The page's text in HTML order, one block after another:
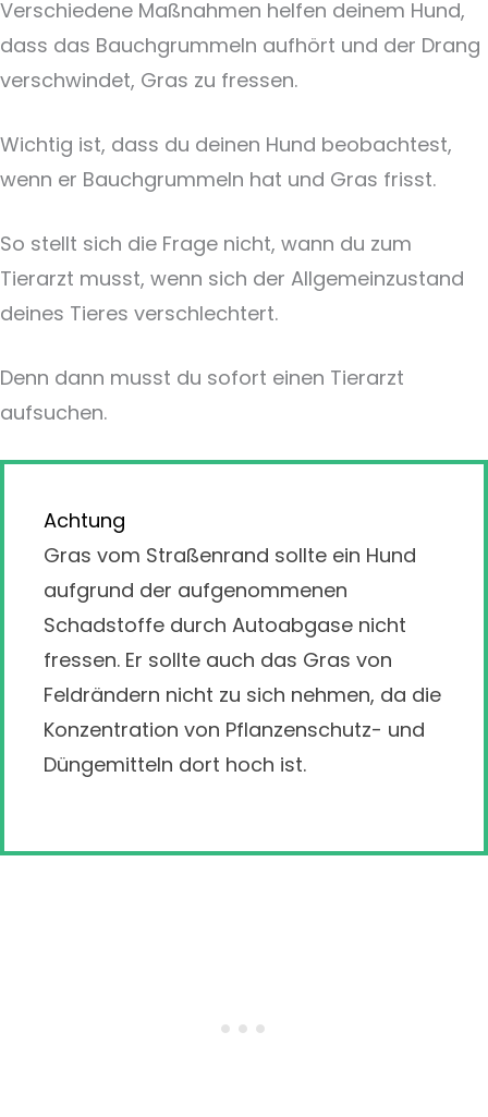
Verschiedene Maßnahmen helfen deinem Hund,
dass das Bauchgrummeln aufhört und der Drang
verschwindet, Gras zu fressen.
Wichtig ist, dass du deinen Hund beobachtest,
wenn er Bauchgrummeln hat und Gras frisst.
So stellt sich die Frage nicht, wann du zum
Tierarzt musst, wenn sich der Allgemeinzustand
deines Tieres verschlechtert.
Denn dann musst du sofort einen Tierarzt
aufsuchen.
Achtung
Gras vom Straßenrand sollte ein Hund
aufgrund der aufgenommenen
Schadstoffe durch Autoabgase nicht
fressen. Er sollte auch das Gras von
Feldrändern nicht zu sich nehmen, da die
Konzentration von Pflanzenschutz- und
Düngemitteln dort hoch ist.